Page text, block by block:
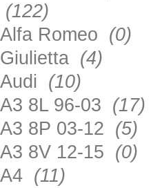
(122)
Alfa Romeo (0)
Giulietta (4)
Audi (10)
A3 8L 96-03 (17)
A3 8P 03-12 (5)
A3 8V 12-15 (0)
A4 (11)